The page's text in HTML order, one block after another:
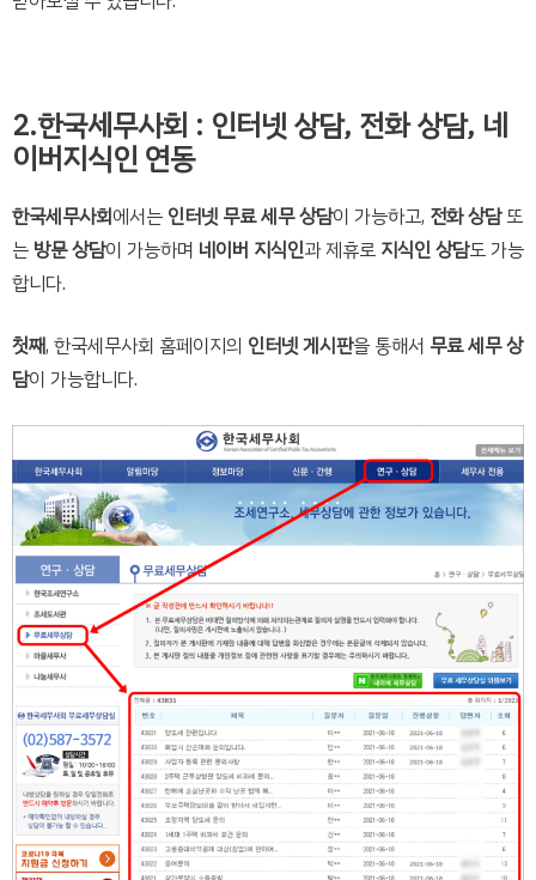
2.한국세무사회 : 인터넷 상담, 전화 상담, 네
이버지식인 연동
한국세무사회에서는 인터넷 무료 세무 상담이 가능하고, 전화 상담또
는 방문 상담이 가능하며 네이버 지식인과 제휴로 지식인 상담도 가능
합니다.
첫째, 한국세무사회 홈페이지의 인터넷 게시판을 통해서 무료 세무 상
담이 가능합니다.